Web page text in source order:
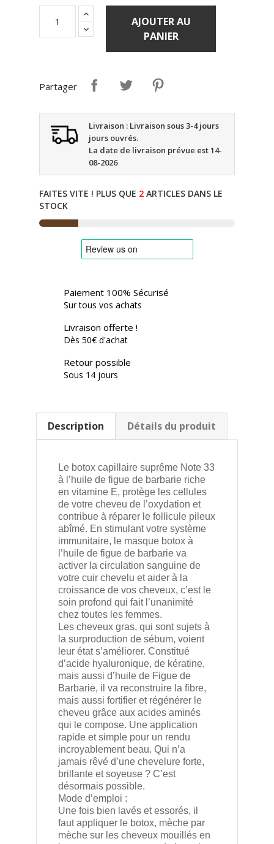
AJOUTER AU
PANIER
Partager
Livraison : Livraison sous 3-4 jours
jours ouvrés.
La date de livraison prévue est 14-
08-2026
FAITES VITE ! PLUS QUE 2 ARTICLES DANS LE
STOCK
Paiement 100% Sécurisé
Sur tous vos achats
Livraison offerte !
Dès 50€ d'achat
Retour possible
Sous 14 jours
Description Détails du produit
Le botox capillaire suprême Note 33
à l’huile de figue de barbarie riche
en vitamine E, protège les cellules
de votre cheveu de l’oxydation et
contribue à réparer le follicule pileux
abîmé. En stimulant votre système
immunitaire, le masque botox à
l’huile de figue de barbarie va
activer la circulation sanguine de
votre cuir chevelu et aider à la
croissance de vos cheveux, c’est le
soin profond qui fait l’unanimité
chez toutes les femmes.
Les cheveux gras, qui sont sujets à
la surproduction de sébum, voient
leur état s’améliorer. Constitué
d’acide hyaluronique, de kératine,
mais aussi d’huile de Figue de
Barbarie, il va reconstruire la fibre,
mais aussi fortifier et régénérer le
cheveu grâce aux acides aminés
qui le compose. Une application
rapide et simple pour un rendu
incroyablement beau. Qui n’a
jamais rêvé d’une chevelure forte,
brillante et soyeuse ? C’est
désormais possible.
Mode d’emploi :
Une fois bien lavés et essorés, il
faut appliquer le botox, mèche par
mèche sur les cheveux mouillés en